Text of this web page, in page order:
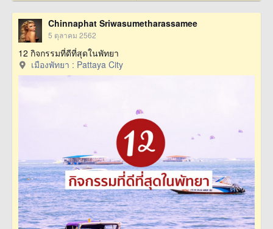
Chinnaphat Sriwasumetharassamee
5 ตุลาคม 2562
12 กิจกรรมที่ดีที่สุดในพัทยา
เมืองพัทยา : Pattaya City